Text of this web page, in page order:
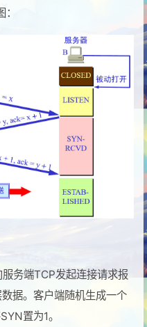
务端TCP发起连接请求报
据。客户端随机生成一个
置为1。